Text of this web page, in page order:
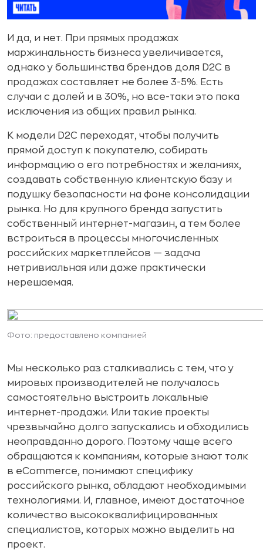
И да, и нет. При прямых продажах
маржинальность бизнеса увеличивается,
однако у большинства брендов доля D2C в
продажах составляет не более 3-5%. Есть
случаи с долей и в 30%, но все-таки это пока
исключения из общих правил рынка.
К модели D2C переходят, чтобы получить
прямой доступ к покупателю, собирать
информацию о его потребностях и желаниях,
создавать собственную клиентскую базу и
подушку безопасности на фоне консолидации
рынка. Но для крупного бренда запустить
собственный интернет-магазин, а тем более
встроиться в процессы многочисленных
российских маркетплейсов — задача
нетривиальная или даже практически
нерешаемая.
Фото: предоставлено компанией
Мы несколько раз сталкивались с тем, что у
мировых производителей не получалось
самостоятельно выстроить локальные
интернет-продажи. Или такие проекты
чрезвычайно долго запускались и обходились
неоправданно дорого. Поэтому чаще всего
обращаются к компаниям, которые знают толк
в eСommerce, понимают специфику
российского рынка, обладают необходимыми
технологиями. И, главное, имеют достаточное
количество высококвалифицированных
специалистов, которых можно выделить на
проект.